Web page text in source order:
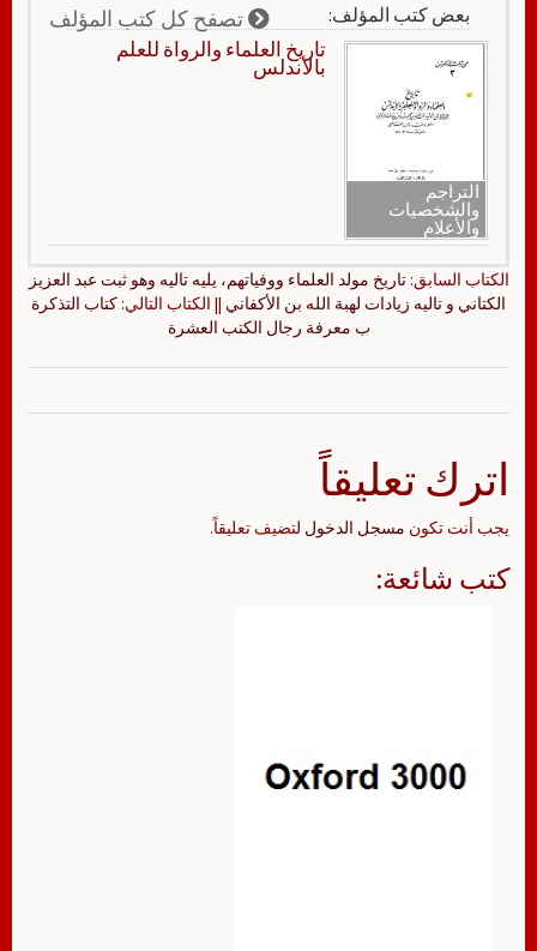
بعض كتب المؤلف: تصفح كل كتب المؤلف
التراجم
والشخصيات
والأعلام
تاريخ العلماء والرواة للعلم
بالأندلس
الكتاب السابق:تاريخ مولد العلماء ووفياتهم، يليه تاليه وهو ثبت عبد العزيز
الكتاني و تاليه زيادات لهبة الله بن الأكفاني || الكتاب التالي: كتاب التذكرة
ب معرفة رجال الكتب العشرة
اترك تعليقاً
يجب أنت تكون مسجل الدخول لتضيف تعليقاً.
كتب شائعة: